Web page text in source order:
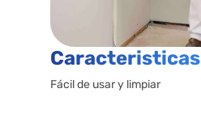
Caracteristicas
Fácil de usar y limpiar